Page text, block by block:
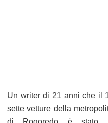
Un writer di 21 anni che il
sette vetture della
di Rogoredo è stato